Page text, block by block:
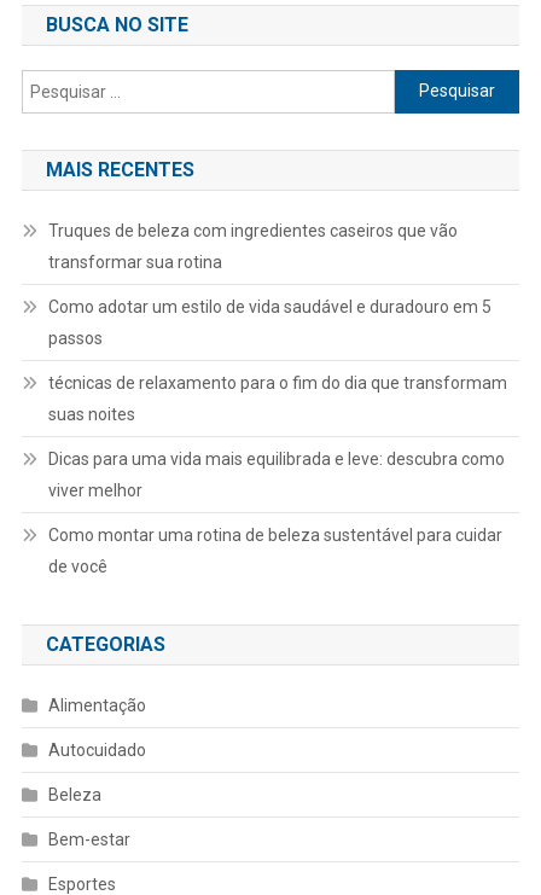
BUSCA NO SITE
Pesquisar
por:
MAIS RECENTES
Truques de beleza com ingredientes caseiros que vão
transformar sua rotina
Como adotar um estilo de vida saudável e duradouro em 5
passos
técnicas de relaxamento para o fim do dia que transformam
suas noites
Dicas para uma vida mais equilibrada e leve: descubra como
viver melhor
Como montar uma rotina de beleza sustentável para cuidar
de você
CATEGORIAS
Alimentação
Autocuidado
Beleza
Bem-estar
Esportes